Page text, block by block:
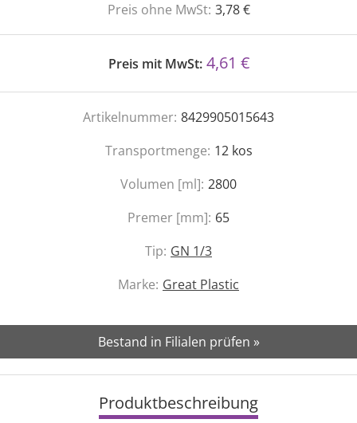
Preis ohne MwSt: 3,78 €
Preis mit MwSt: 4,61 €
Artikelnummer: 8429905015643
Transportmenge: 12 kos
Volumen [ml]: 2800
Premer [mm]: 65
Tip: GN 1/3
Marke: Great Plastic
Bestand in Filialen prüfen »
Produktbeschreibung